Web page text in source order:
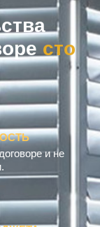
и не